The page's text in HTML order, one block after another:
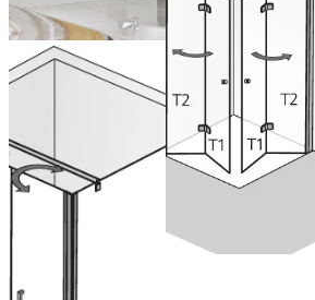
battantes
avec paroi
latérale
de 1.021,00 € (TVA
pliantes en
accès d’angle
Configurer
maintenant